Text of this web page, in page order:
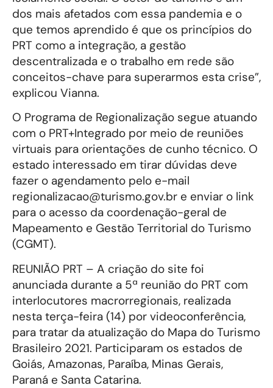
dos mais afetados com essa pandemia e o
que temos aprendido é que os princípios do
PRT como a integração, a gestão
descentralizada e o trabalho em rede são
conceitos-chave para superarmos esta crise”,
explicou Vianna.
O Programa de Regionalização segue atuando
com o PRT+Integrado por meio de reuniões
virtuais para orientações de cunho técnico. O
estado interessado em tirar dúvidas deve
fazer o agendamento pelo e-mail
regionalizacao@turismo.gov.br e enviar o link
para o acesso da coordenação-geral de
Mapeamento e Gestão Territorial do Turismo
(CGMT).
REUNIÃO PRT – A criação do site foi
anunciada durante a 5ª reunião do PRT com
interlocutores macrorregionais, realizada
nesta terça-feira (14) por videoconferência,
para tratar da atualização do Mapa do Turismo
Brasileiro 2021. Participaram os estados de
Goiás, Amazonas, Paraíba, Minas Gerais,
Paraná e Santa Catarina.